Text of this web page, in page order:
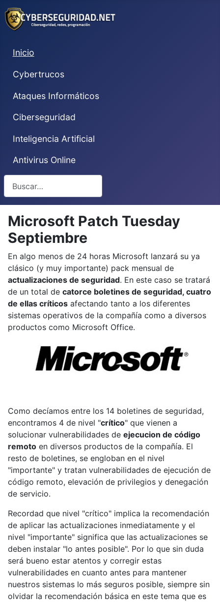
Inicio
Cybertrucos
Ataques Informáticos
Ciberseguridad
Inteligencia Artificial
Antivirus Online
Microsoft Patch Tuesday
Septiembre
En algo menos de 24 horas Microsoft lanzará su ya
clásico (y muy importante) pack mensual de
actualizaciones de seguridad. En este caso se tratará
de un total de catorce boletines de seguridad, cuatro
de ellas críticos afectando tanto a los diferentes
sistemas operativos de la compañía como a diversos
productos como Microsoft Office.
Como decíamos entre los 14 boletines de seguridad,
encontramos 4 de nivel "crítico" que vienen a
solucionar vulnerabilidades de ejecucion de código
remoto en diversos productos de la compañía. El
resto de boletines, se engloban en el nivel
"importante" y tratan vulnerabilidades de ejecución de
código remoto, elevación de privilegios y denegación
de servicio.
Recordad que nivel "crítico" implica la recomendación
de aplicar las actualizaciones inmediatamente y el
nivel "importante" significa que las actualizaciones se
deben instalar "lo antes posible". Por lo que sin duda
será bueno estar atentos y corregir estas
vulnerabilidades en cuanto antes para mantener
nuestros sistemas lo más seguros posible, siempre sin
olvidar la recomendación básica en este tema que es